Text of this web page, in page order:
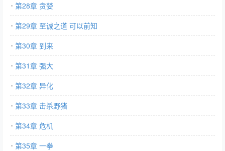
第28章 贪婪
第29章 至诚之道 可以前知
第30章 到来
第31章 强大
第32章 异化
第33章 击杀野猪
第34章 危机
第35章 一拳